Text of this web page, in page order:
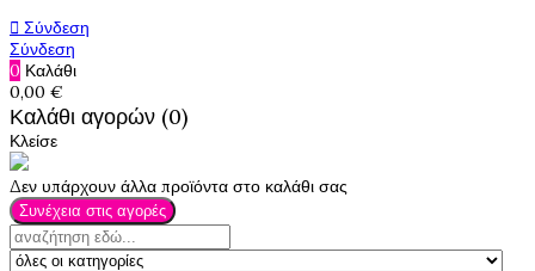
 Σύνδεση
Σύνδεση
0 Καλάθι
0,00 €
Καλάθι αγορών (0)
Κλείσε
Δεν υπάρχουν άλλα προϊόντα στο καλάθι σας
Συνέχεια στις αγορές